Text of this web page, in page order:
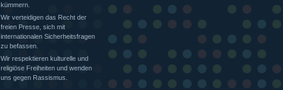
kümmern.
Wir verteidigen das Recht der
freien Presse, sich mit
internationalen Sicherheitsfragen
zu befassen.
Wir respektieren kulturelle und
religiöse Freiheiten und wenden
uns gegen Rassismus.